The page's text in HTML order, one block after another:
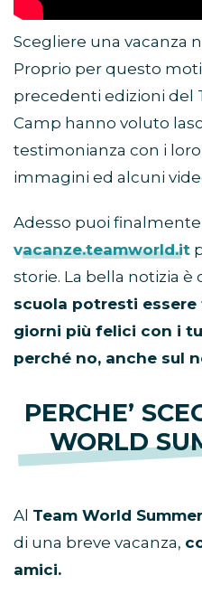
Scegliere una vacanza
Proprio per questo
precedenti edizioni del
Camp hanno voluto
testimonianza con i
immagini ed alcuni
Adesso puoi
vacanze.teamworld.it
storie. La bella notizia è
scuola potresti
giorni più felici con i
perché no, anche sul
PERCHE’
WORLD
Al Team World
di una breve vacanza,
amici.